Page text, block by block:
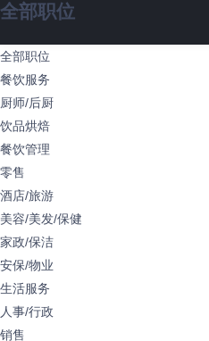
全部职位
全部职位
餐饮服务
厨师/后厨
饮品烘焙
餐饮管理
零售
酒店/旅游
美容/美发/保健
家政/保洁
安保/物业
生活服务
人事/行政
销售